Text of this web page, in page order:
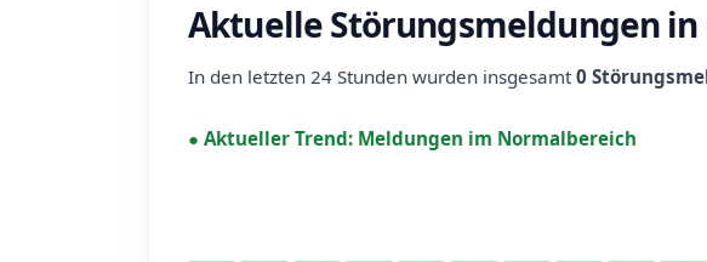
Aktuelle Störungsmeldungen
In den letzten 24 Stunden wurden insgesamt0
● Aktueller Trend: Meldungen im Normalbereich